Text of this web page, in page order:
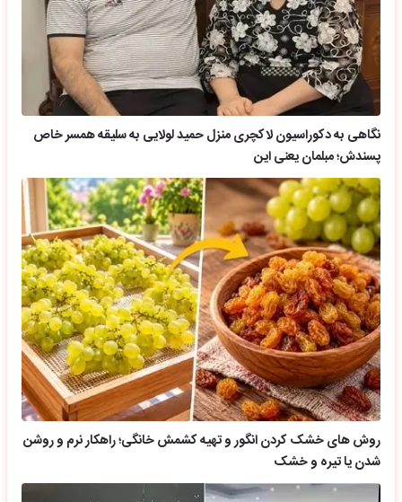
نگاهی به دکوراسیون لاکچری منزل حمید لولایی به سلیقه همسر خاص
پسندش؛ مبلمان یعنی این
روش های خشک کردن انگور و تهیه کشمش خانگی؛ راهکار نرم و روشن
شدن یا تیره و خشک